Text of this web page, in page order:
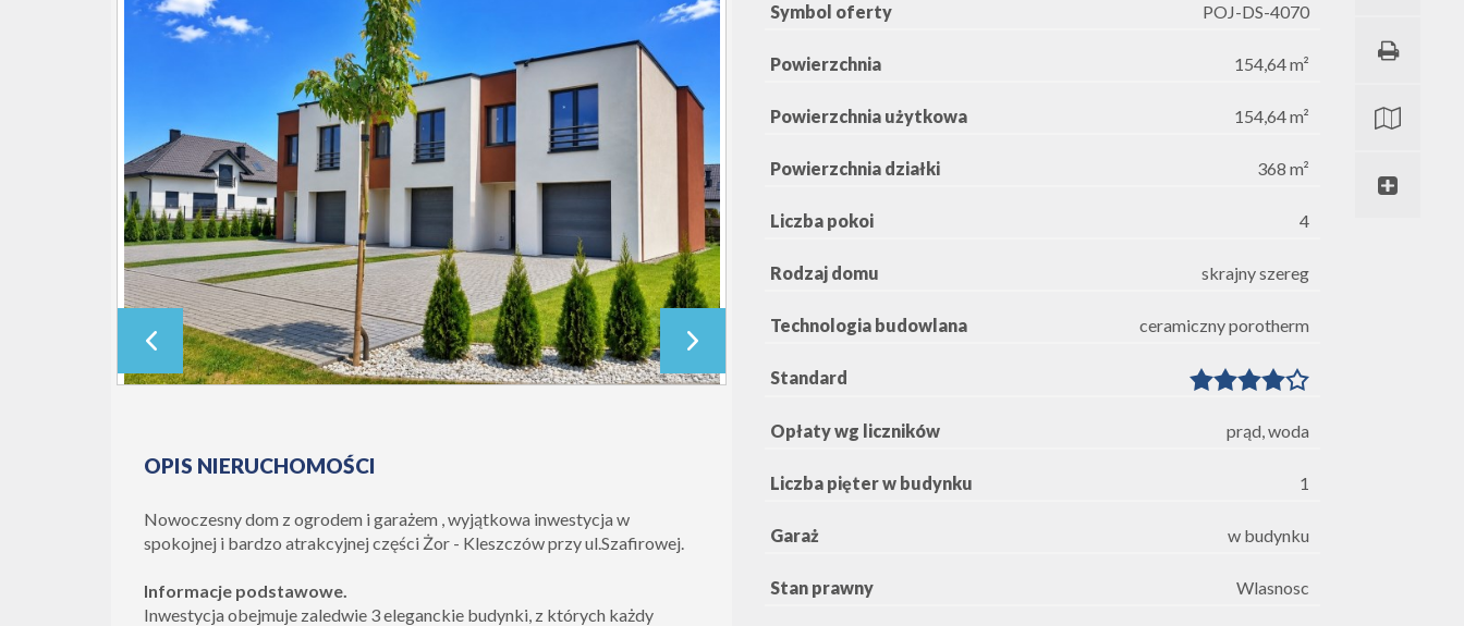
OPIS NIERUCHOMOŚCI
Nowoczesny dom z ogrodem i garażem , wyjątkowa inwestycja w
spokojnej i bardzo atrakcyjnej części Żor - Kleszczów przy ul.Szafirowej.
Informacje podstawowe.
Inwestycja obejmuje zaledwie 3 eleganckie budynki, z których każdy
Symbol oferty POJ-DS-4070
Powierzchnia 154,64 m²
Powierzchnia użytkowa 154,64 m²
Powierzchnia działki 368 m²
Liczba pokoi 4
Rodzaj domu skrajny szereg
Technologia budowlana ceramiczny porotherm
Standard
Opłaty wg liczników prąd, woda
Liczba pięter w budynku 1
Garaż w budynku
Stan prawny Wlasnosc